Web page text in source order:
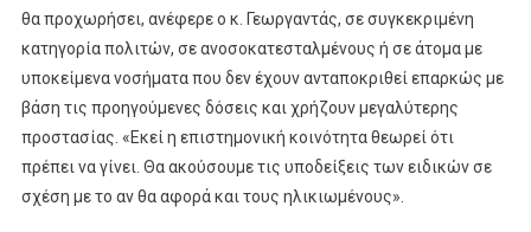
θα προχωρήσει, ανέφερε ο κ. Γεωργαντάς, σε συγκεκριμένη
κατηγορία πολιτών, σε ανοσοκατεσταλμένους ή σε άτομα με
υποκείμενα νοσήματα που δεν έχουν ανταποκριθεί επαρκώς με
βάση τις προηγούμενες δόσεις και χρήζουν μεγαλύτερης
προστασίας. «Εκεί η επιστημονική κοινότητα θεωρεί ότι
πρέπει να γίνει. Θα ακούσουμε τις υποδείξεις των ειδικών σε
σχέση με το αν θα αφορά και τους ηλικιωμένους».